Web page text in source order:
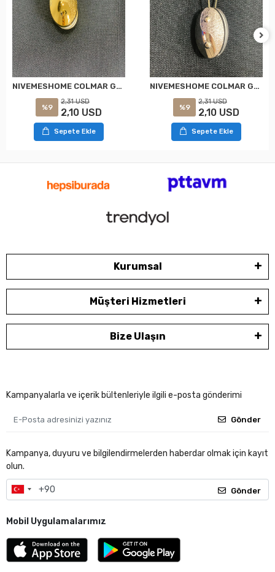
NIVEMESHOME COLMAR GOLD IMANLI PERDE TOKASI
%9
2,31 USD
2,10 USD
Sepete Ekle
NIVEMESHOME COLMAR GANCHEO DE CORTINA MAGNÉTICO DE PLATA
%9
2,31 USD
2,10 USD
Sepete Ekle
Kurumsal
Müşteri Hizmetleri
Bize Ulaşın
Kampanyalarla ve içerik bültenleriyle ilgili e-posta gönderimi
Gönder
Kampanya, duyuru ve bilgilendirmelerden haberdar olmak için kayıt
olun.
Gönder
Mobil Uygulamalarımız